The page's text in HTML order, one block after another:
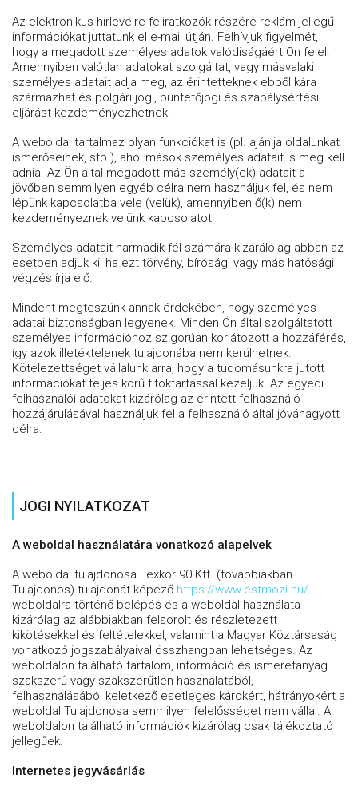
Az elektronikus hírlevélre feliratkozók részére reklám jellegű
információkat juttatunk el e-mail útján. Felhívjuk figyelmét,
hogy a megadott személyes adatok valódiságáért Ön felel.
Amennyiben valótlan adatokat szolgáltat, vagy másvalaki
személyes adatait adja meg, az érintetteknek ebből kára
származhat és polgári jogi, büntetőjogi és szabálysértési
eljárást kezdeményezhetnek.
A weboldal tartalmaz olyan funkciókat is (pl. ajánlja oldalunkat
ismerőseinek, stb.), ahol mások személyes adatait is meg kell
adnia. Az Ön által megadott más személy(ek) adatait a
jövőben semmilyen egyéb célra nem használjuk fel, és nem
lépünk kapcsolatba vele (velük), amennyiben ő(k) nem
kezdeményeznek velünk kapcsolatot.
Személyes adatait harmadik fél számára kizárálólag abban az
esetben adjuk ki, ha ezt törvény, bírósági vagy más hatósági
végzés írja elő.
Mindent megteszünk annak érdekében, hogy személyes
adatai biztonságban legyenek. Minden Ön által szolgáltatott
személyes információhoz szigorúan korlátozott a hozzáférés,
így azok illetéktelenek tulajdonába nem kerülhetnek.
Kötelezettséget vállalunk arra, hogy a tudomásunkra jutott
információkat teljes körű titoktartással kezeljük. Az egyedi
felhasználói adatokat kizárólag az érintett felhasználó
hozzájárulásával használjuk fel a felhasználó által jóváhagyott
célra.
JOGI NYILATKOZAT
A weboldal használatára vonatkozó alapelvek
A weboldal tulajdonosa Lexkor 90 Kft. (továbbiakban
Tulajdonos) tulajdonát képező https://www.estmozi.hu/
weboldalra történő belépés és a weboldal használata
kizárólag az alábbiakban felsorolt és részletezett
kikötésekkel és feltételekkel, valamint a Magyar Köztársaság
vonatkozó jogszabályaival összhangban lehetséges. Az
weboldalon található tartalom, információ és ismeretanyag
szakszerű vagy szakszerűtlen használatából,
felhasználásából keletkező esetleges károkért, hátrányokért a
weboldal Tulajdonosa semmilyen felelősséget nem vállal. A
weboldalon található információk kizárólag csak tájékoztató
jellegűek.
Internetes jegyvásárlás